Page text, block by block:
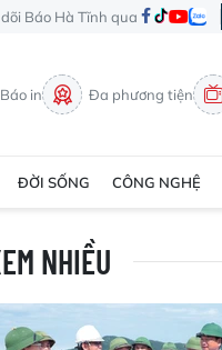
Báo Hà Tĩnh qua
Báo in Đa phương tiện
ĐỜI SỐNG CÔNG NGHỆ
NHIỀU